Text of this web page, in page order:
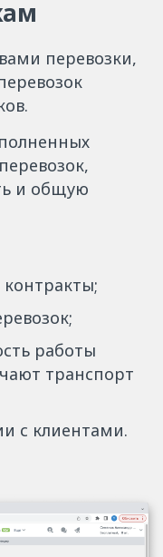
перевозки,
и общую
работы
транспорт
с клиентами.